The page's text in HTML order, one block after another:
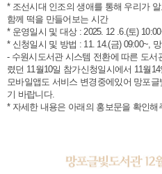
* 조선시대 인조의 생애를 통해 우리가
함께 떡을 만들어보는 시간
* 운영일시 및 대상 : 2025. 12 .6.(토)
* 신청일시 및 방법 : 11. 14.(금) 09:00~,
- 수원시도서관 시스템 전환에 따른 도
렸던 11월10일 참가신청일시에서 11월
모바일앱도 서비스 변경중에있어 망포
기 바랍니다.
* 자세한 내용은 아래의 홍보문을 확인해